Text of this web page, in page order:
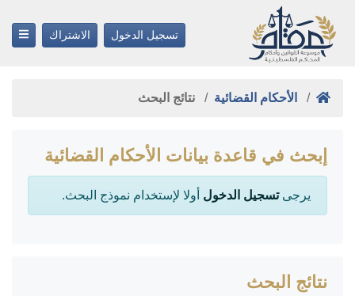
تسجيل الدخول الاشتراك
الأحكام القضائية نتائج البحث
إبحث في قاعدة بيانات الأحكام القضائية
يرجىتسجيل الدخول أولا لإستخدام نموذج البحث.
نتائج البحث